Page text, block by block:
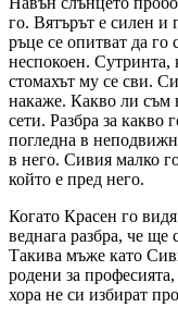
го. Вятърът е силен и
ръце се опитват да
неспокоен. Сутринта,
стомахът му се сви.
накаже. Какво ли съм
сети. Разбра за какво
погледна в
в него. Сивия малко
който е пред него.
Когато Красен го
веднага разбра, че ще
Такива мъже като
родени за
хора не си избират